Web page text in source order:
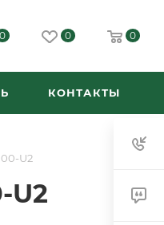
0 0 0
КОНТАКТЫ
U2
U2